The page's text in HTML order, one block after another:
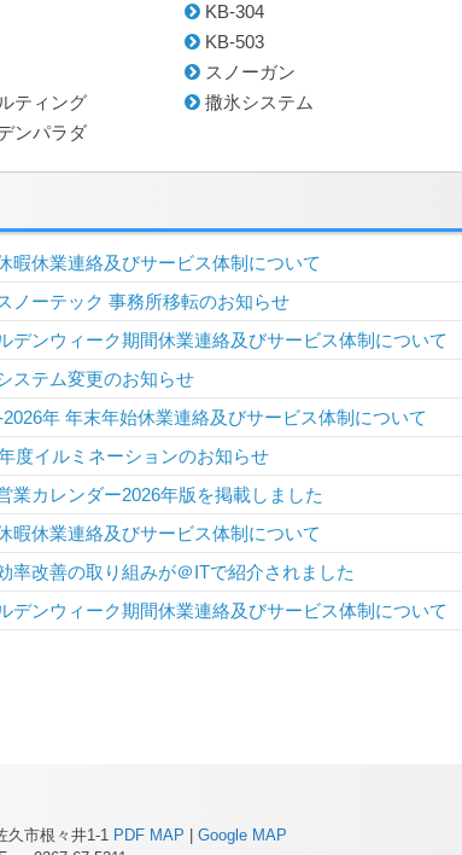
KB-304
KB-503
スノーガン
撒氷システム
ティング
ンパラダ
暇休業連絡及びサービス体制について
ノーテック 事務所移転のお知らせ
デンウィーク期間休業連絡及びサービス体制について
ステム変更のお知らせ
2026年 年末年始休業連絡及びサービス体制について
度イルミネーションのお知らせ
業カレンダー2026年版を掲載しました
暇休業連絡及びサービス体制について
率改善の取り組みが＠ITで紹介されました
デンウィーク期間休業連絡及びサービス体制について
久市根々井1-1 PDF MAP
Google MAP